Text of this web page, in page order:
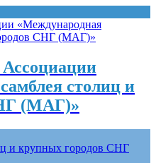
столиц и
(МАГ)»
и крупных городов СНГ